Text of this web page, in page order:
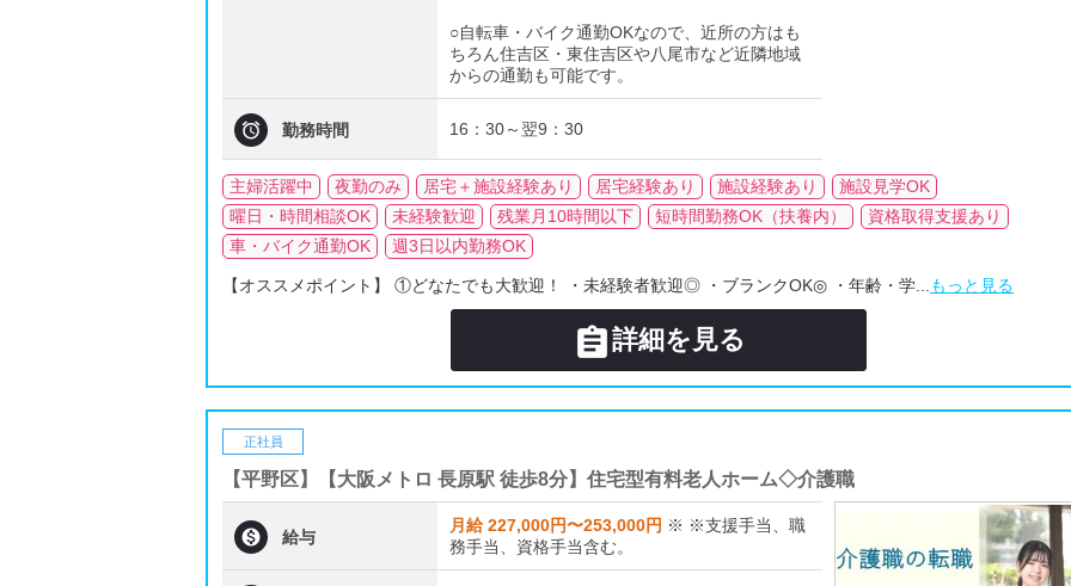
○自転車・バイク通勤OKなので、近所の方はも
ちろん住吉区・東住吉区や八尾市など近隣地域
からの通勤も可能です。
 勤務時間 16：30～翌9：30
主婦活躍中 夜勤のみ 居宅＋施設経験あり 居宅経験あり 施設経験あり
施設見学OK
曜日・時間相談OK
未経験歓迎 残業月10時間以下 短時間勤務OK（扶養内）
資格取得支援あり
車・バイク通勤OK
週3日以内勤務OK
【オススメポイント】 ①どなたでも大歓迎！ ・未経験者歓迎◎ ・ブランクOK◎ ・年齢・学... もっと見る
詳細を見る
正社員
【平野区】【大阪メトロ 長原駅 徒歩8分】住宅型有料老人ホーム◇介護職
 給与
月給 227,000円〜253,000円 ※ ※支援手当、職
務手当、資格手当含む。